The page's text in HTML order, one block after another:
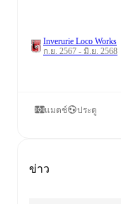
Inverurie Loco Works
ก.ย. 2567 - มิ.ย. 2568
แมตช์ ประตู
ข่าว